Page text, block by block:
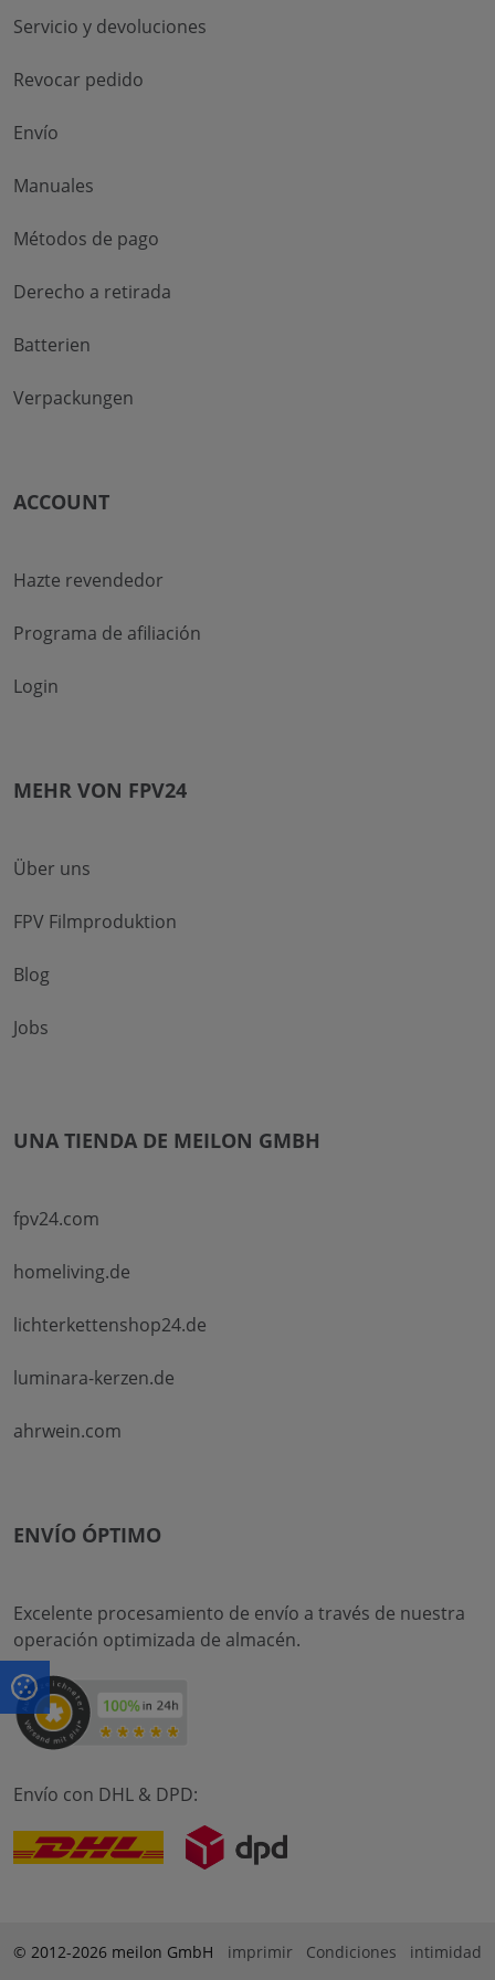
Servicio y devoluciones
Revocar pedido
Envío
Manuales
Métodos de pago
Derecho a retirada
Batterien
Verpackungen
ACCOUNT
Hazte revendedor
Programa de afiliación
Login
MEHR VON FPV24
Über uns
FPV Filmproduktion
Blog
Jobs
UNA TIENDA DE MEILON GMBH
fpv24.com
homeliving.de
lichterkettenshop24.de
luminara-kerzen.de
ahrwein.com
ENVÍO ÓPTIMO
Excelente procesamiento de envío a través de nuestra
operación optimizada de almacén.
Envío con DHL & DPD:
© 2012-2026 meilon GmbH imprimir Condiciones intimidad